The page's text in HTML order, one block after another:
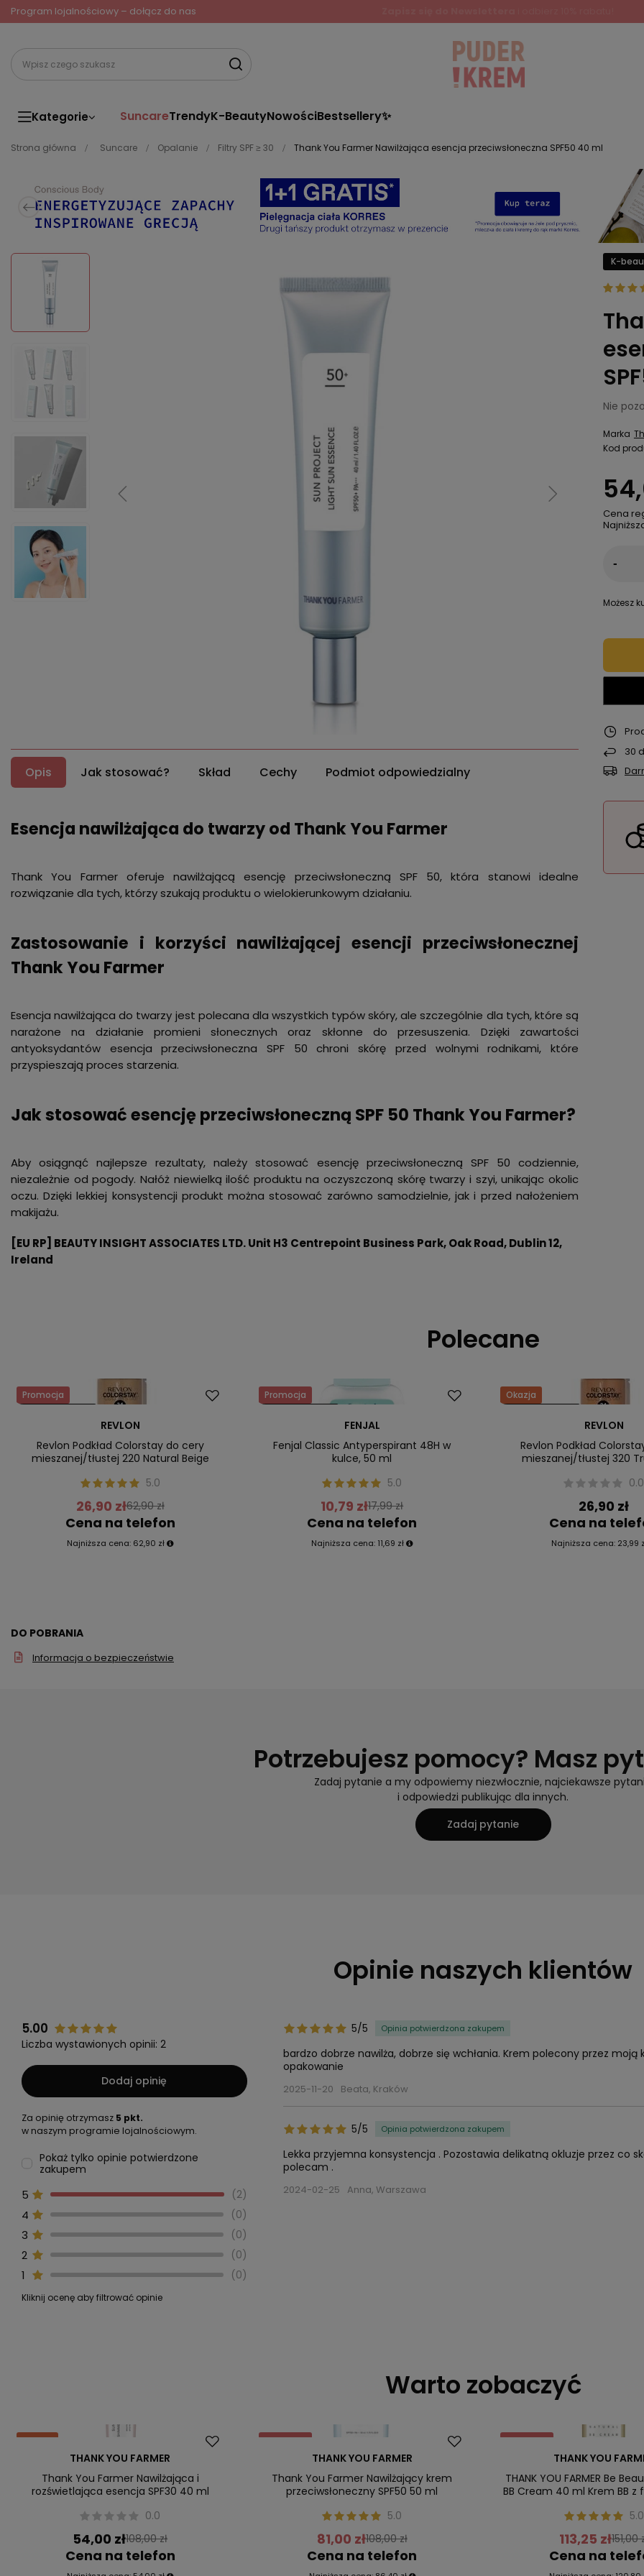
Program lojalnościowy – dołącz do nas
Kategorie SuncareTrendyK-BeautyNowościBestsellery✨
Strona główna Suncare Opalanie Filtry SPF ≥ 30 Thank You Farmer Nawilżająca esencja przeciwsłoneczna SPF50 40 ml
Opis Jak stosować? Skład Cechy Podmiot odpowiedzialny
Esencja nawilżająca do twarzy od Thank You Farmer
Thank You Farmer oferuje nawilżającą esencję przeciwsłoneczną SPF 50, która stanowi idealne
rozwiązanie dla tych, którzy szukają produktu o wielokierunkowym działaniu.
Zastosowanie i korzyści nawilżającej esencji przeciwsłonecznej
Thank You Farmer
Esencja nawilżająca do twarzy jest polecana dla wszystkich typów skóry, ale szczególnie dla tych, które są
narażone na działanie promieni słonecznych oraz skłonne do przesuszenia. Dzięki zawartości
antyoksydantów esencja przeciwsłoneczna SPF 50 chroni skórę przed wolnymi rodnikami, które
przyspieszają proces starzenia.
Jak stosować esencję przeciwsłoneczną SPF 50 Thank You Farmer?
Aby osiągnąć najlepsze rezultaty, należy stosować esencję przeciwsłoneczną SPF 50 codziennie,
niezależnie od pogody. Nałóż niewielką ilość produktu na oczyszczoną skórę twarzy i szyi, unikając okolic
oczu. Dzięki lekkiej konsystencji produkt można stosować zarówno samodzielnie, jak i przed nałożeniem
makijażu.
[EU RP] BEAUTY INSIGHT ASSOCIATES LTD. Unit H3 Centrepoint Business Park, Oak Road, Dublin 12,
Ireland
K-
Nie
Marka
Kod
Cena
-
Możesz
30
Polecane
Promocja
REVLON
Revlon Podkład Colorstay do cery
mieszanej/tłustej 220 Natural Beige
5.0
26,90 zł62,90 zł
Cena na telefon
Najniższa cena: 62,90 zł
Promocja
FENJAL
Fenjal Classic Antyperspirant 48H w
kulce, 50 ml
5.0
10,79 zł17,99 zł
Cena na telefon
Najniższa cena: 11,69 zł
Okazja
REVLON
Revlon Podkład
mieszanej/tłustej 320
0.0
26,90 zł
Cena na
Najniższa cena: 23,99
DO POBRANIA
Informacja o bezpieczeństwie
Potrzebujesz pomocy? Masz
Zadaj pytanie a my odpowiemy niezwłocznie, najciekawsze
i odpowiedzi publikując dla innych.
Zadaj pytanie
Opinie naszych klientów
5.00
Liczba wystawionych opinii: 2
Dodaj opinię
Za opinię otrzymasz 5 pkt.
w naszym programie lojalnościowym.
Pokaż tylko opinie potwierdzone
zakupem
5 2
4 0
3 0
2 0
1 0
Kliknij ocenę aby filtrować opinie
5/5 Opinia potwierdzona zakupem
bardzo dobrze nawilża, dobrze się wchłania. Krem polecony przez
opakowanie
2025-11-20 Beata, Kraków
5/5 Opinia potwierdzona zakupem
Lekka przyjemna konsystencja . Pozostawia delikatną okluzje przez co
polecam .
2024-02-25 Anna, Warszawa
Warto zobaczyć
Okazja
THANK YOU FARMER
Thank You Farmer Nawilżająca i
rozświetlająca esencja SPF30 40 ml
0.0
54,00 zł108,00 zł
Cena na telefon
Promocja
Nasz bestsellerTHANK YOU FARMER
Thank You Farmer Nawilżający krem
przeciwsłoneczny SPF50 50 ml
5.0
81,00 zł108,00 zł
Cena na telefon
Promocja
THANK YOU
THANK YOU FARMER Be
BB Cream 40 ml Krem BB z
5.0
113,25 zł151,00
Cena na